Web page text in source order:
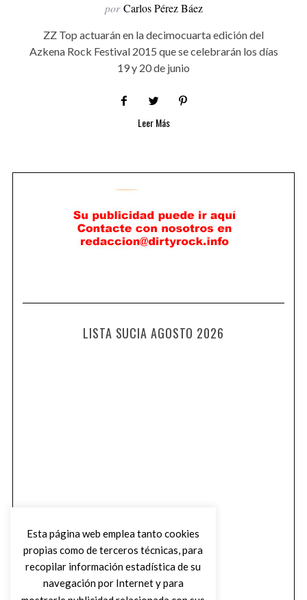
por Carlos Pérez Báez
ZZ Top actuarán en la decimocuarta edición del
Azkena Rock Festival 2015 que se celebrarán los días
19 y 20 de junio
Leer Más
LISTA SUCIA AGOSTO 2026
Esta página web emplea tanto cookies
propias como de terceros técnicas, para
recopilar información estadística de su
navegación por Internet y para